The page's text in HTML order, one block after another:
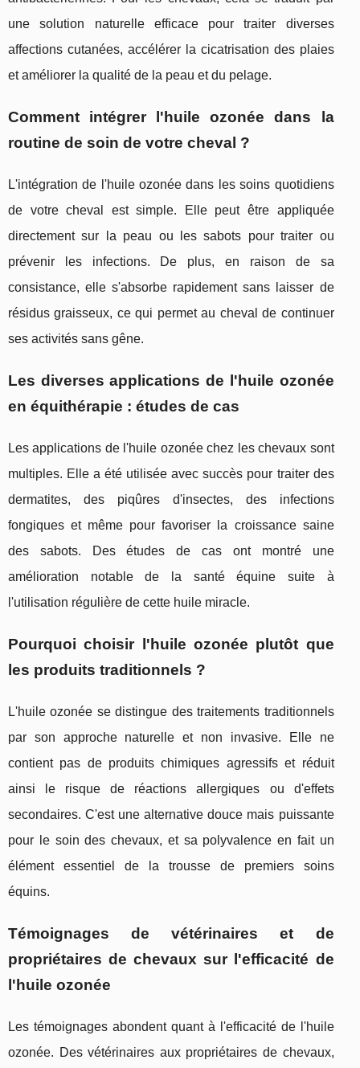
une solution naturelle efficace pour traiter diverses
affections cutanées, accélérer la cicatrisation des plaies
et améliorer la qualité de la peau et du pelage.
Comment intégrer l'huile ozonée dans la
routine de soin de votre cheval ?
L'intégration de l'huile ozonée dans les soins quotidiens
de votre cheval est simple. Elle peut être appliquée
directement sur la peau ou les sabots pour traiter ou
prévenir les infections. De plus, en raison de sa
consistance, elle s'absorbe rapidement sans laisser de
résidus graisseux, ce qui permet au cheval de continuer
ses activités sans gêne.
Les diverses applications de l'huile ozonée
en équithérapie : études de cas
Les applications de l'huile ozonée chez les chevaux sont
multiples. Elle a été utilisée avec succès pour traiter des
dermatites, des piqûres d'insectes, des infections
fongiques et même pour favoriser la croissance saine
des sabots. Des études de cas ont montré une
amélioration notable de la santé équine suite à
l'utilisation régulière de cette huile miracle.
Pourquoi choisir l'huile ozonée plutôt que
les produits traditionnels ?
L'huile ozonée se distingue des traitements traditionnels
par son approche naturelle et non invasive. Elle ne
contient pas de produits chimiques agressifs et réduit
ainsi le risque de réactions allergiques ou d'effets
secondaires. C'est une alternative douce mais puissante
pour le soin des chevaux, et sa polyvalence en fait un
élément essentiel de la trousse de premiers soins
équins.
Témoignages de vétérinaires et de
propriétaires de chevaux sur l'efficacité de
l'huile ozonée
Les témoignages abondent quant à l'efficacité de l'huile
ozonée. Des vétérinaires aux propriétaires de chevaux,